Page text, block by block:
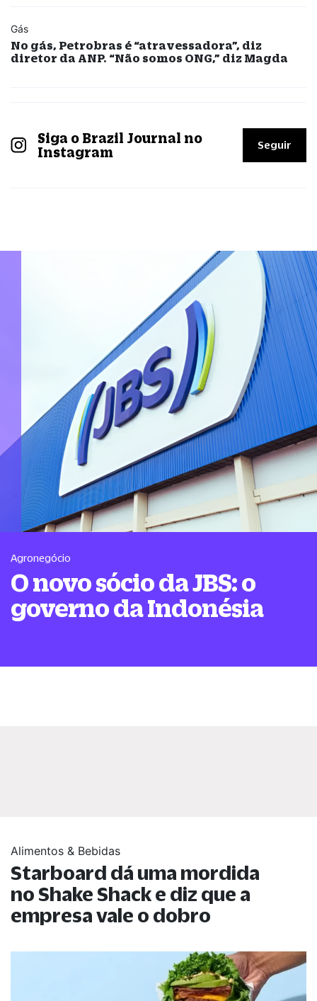
Gás
No gás, Petrobras é “atravessadora”, diz
diretor da ANP. “Não somos ONG,” diz Magda
Siga o Brazil Journal no
Instagram
Seguir
Agronegócio
O novo sócio da JBS: o
governo da Indonésia
Alimentos & Bebidas
Starboard dá uma mordida
no Shake Shack e diz que a
empresa vale o dobro